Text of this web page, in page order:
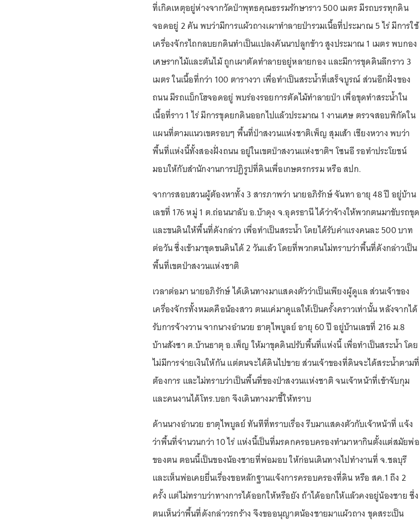
ที่เกิดเหตุอยู่ห่างจากวัดป่าพุทธคุณธรรมรักษาราว 500 เมตร มีรถบรรทุกดิน
จอดอยู่ 2 คัน พบว่ามีการแผ้วถางเผาทำลายป่ารวมเนื้อที่ประมาณ 5 ไร่ มีการใช้
เครื่องจักรไถกลบยกดินทำเป็นแปลงคันนาปลูกข้าว สูงประมาณ 1 เมตร พบกอง
เศษรากไม้และต้นไม้ ถูกเผาตัดทำลายอยู่หลายกอง และมีการขุดดินลึกราว 3
เมตร ในเนื้อที่กว่า 100 ตารางวา เพื่อทำเป็นสระน้ำที่เสร็จบูรณ์ ส่วนอีกฝั่งของ
ถนน มีรถแบ็กโฮจอดอยู่ พบร่องรอยการตัดไม้ทำลายป่า เพื่อขุดทำสระน้ำใน
เนื้อที่ราว 1 ไร่ มีการขุดยกดินออกไปแล้วประมาณ 1 งานเศษ ตรวจสอบพิกัดใน
แผนที่ตามแนวเขตรอบๆ พื้นที่ป่าสงวนแห่งชาติเพ็ญ สุมเส้า เชียงหวาง พบว่า
พื้นที่แห่งนี้ทั้งสองฝั่งถนน อยู่ในเขตป่าสงวนแห่งชาติฯ โซนอี รอทำประโยชน์
มอบให้กับสำนักงานการปฏิรูปที่ดินเพื่อเกษตรกรรม หรือ สปก.
จาการสอบสวนผู้ต้องหาทั้ง 3 สารภาพว่า นายอภิรักษ์ จันทา อายุ 48 ปี อยู่บ้าน
เลขที่ 176 หมู่ 1 ต.ถ่อนนาลับ อ.บ้าดุง จ.อุดรธานี ได้ว่าจ้างให้พวกตนมาขับรถขุด
และขนดินให้พื้นที่ดังกล่าว เพื่อทำเป็นสระน้ำ โดยได้รับค่าแรงคนละ 500 บาท
ต่อวัน ซึ่งเข้ามาขุดขนดินได้ 2 วันแล้ว โดยที่พวกตนไม่ทราบว่าพื้นที่ดังกล่าวเป็น
พื้นที่เขตป่าสงวนแห่งชาติ
เวลาต่อมา นายอภิรักษ์ ได้เดินทางมาแสดงตัวว่าเป็นเพียงผู้ดูแล ส่วนเจ้าของ
เครื่องจักรทั้งหมดคือน้องสาว ตนแค่มาดูแลให้เป็นครั้งคราวเท่านั้น หลังจากได้
รับการจ้างวาน จากนางอำนวย ธาตุไพบูลย์ อายุ 60 ปี อยู่บ้านเลขที่ 216 ม.8
บ้านสังซา ต.บ้านธาตุ อ.เพ็ญ ให้มาขุดดินปรับพื้นที่แห่งนี้ เพื่อทำเป็นสระน้ำ โดย
ไม่มีการจ่ายเงินให้กัน แต่ตนจะได้ดินไปขาย ส่วนเจ้าของที่ดินจะได้สระน้ำตามที่
ต้องการ และไม่ทราบว่าเป็นพื้นที่ของป่าสงวนแห่งชาติ จนเจ้าหน้าที่เข้าจับกุม
และคนงานได้โทร.บอก จึงเดินทางมาชี้ให้ทราบ
ด้านนางอำนวย ธาตุไพบูลย์ ทันทีที่ทราบเรื่อง รีบมาแสดงตัวกับเจ้าหน้าที่ แจ้ง
ว่าพื้นที่จำนวนกว่า 10 ไร่ แห่งนี้เป็นที่มรดกครอบครองทำมาหากินตั้งแต่สมัยพ่อ
ของตน ตอนนี้เป็นของน้องชายที่พ่อมอบ ให้ก่อนเดินทางไปทำงานที่ จ.ชลบุรี
และเห็นพ่อเคยยื่นเรื่องขอหลักฐานแจ้งการครอบครองที่ดิน หรือ สค.1 ถึง 2
ครั้ง แต่ไม่ทราบว่าทางการได้ออกให้หรือยัง ถ้าได้ออกให้แล้วคงอยู่น้องชาย ซึ่ง
ตนเห็นว่าพื้นที่ดังกล่าวรกร้าง จึงขออนุญาตน้องชายมาแผ้วถาง ขุดสระเป็น